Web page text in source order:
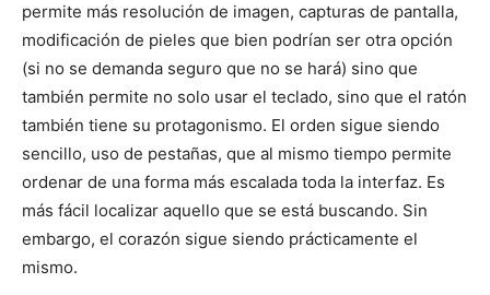
permite más resolución de imagen, capturas de pantalla,
modificación de pieles que bien podrían ser otra opción
(si no se demanda seguro que no se hará) sino que
también permite no solo usar el teclado, sino que el ratón
también tiene su protagonismo. El orden sigue siendo
sencillo, uso de pestañas, que al mismo tiempo permite
ordenar de una forma más escalada toda la interfaz. Es
más fácil localizar aquello que se está buscando. Sin
embargo, el corazón sigue siendo prácticamente el
mismo.